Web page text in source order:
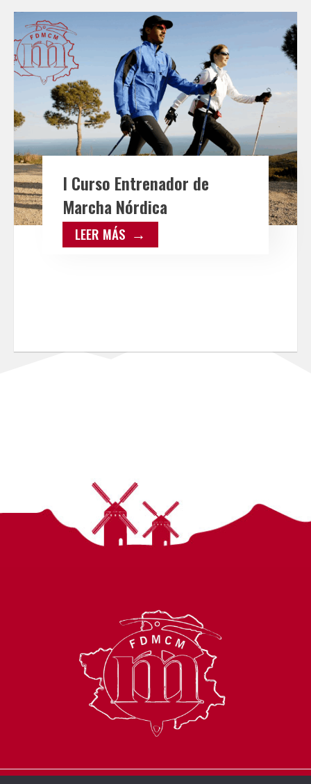
I Curso Entrenador de
Marcha Nórdica
LEER MÁS